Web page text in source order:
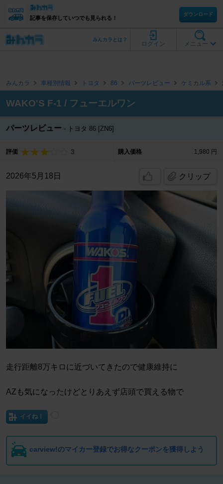
記事を保存していつでも見られる！
ダウンロード
メニュー
ログイン
みんカラとは？
みんカラ 車種別情報 トヨタ 86 パーツレビュー ケミカル系
WAKO'S F-1 / フューエルワン
パーツレビュー トヨタ 86 [ZN6]
評価 3 購入価格 1,980 円
2026年5月18日 クリップ
走行距離8万キロに近づいてきたので健康維持に
AZも気になったけどとりあえず店頭で買える物で
イイね！
carview!のマイカー登録でお得なクーポンを獲得しよう